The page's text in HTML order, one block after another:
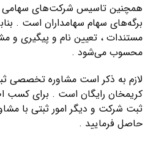
همچنین تاسیس شرکت‌های سهامی
برگه‌های سهام سهامداران است .
مستندات ، تعیین نام و پیگیری و
محسوب می‌شود .
لازم به ذکر است مشاوره تخصصی
کریمخان رایگان است . برای کسب
ثبت شرکت و دیگر امور ثبتی با
حاصل فرمایید .